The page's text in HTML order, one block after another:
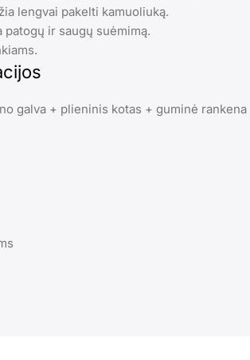
lengvai pakelti kamuoliuką.
ir saugų suėmimą.
galva + plieninis kotas + guminė rankena